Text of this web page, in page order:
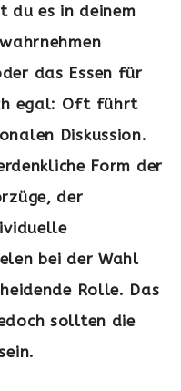
du es in deinem
das Essen für
egal: Oft führt
Diskussion.
Form der
der
bei der Wahl
Rolle. Das
sollten die